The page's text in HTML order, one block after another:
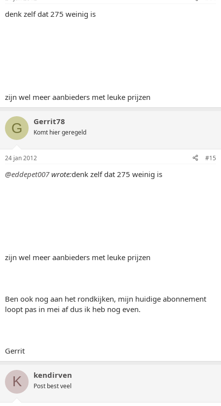
denk zelf dat 275 weinig is
zijn wel meer aanbieders met leuke prijzen
G Gerrit78
Komt hier geregeld
24 jan 2012 #15
@eddepet007wrote:denk zelf dat 275 weinig is
zijn wel meer aanbieders met leuke prijzen
Ben ook nog aan het rondkijken, mijn huidige abonnement
loopt pas in mei af dus ik heb nog even.
Gerrit
K kendirven
Post best veel